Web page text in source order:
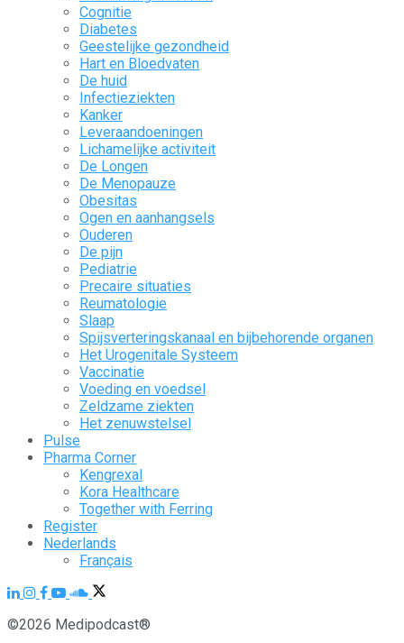
Cognitie
Diabetes
Geestelijke gezondheid
Hart en Bloedvaten
De huid
Infectieziekten
Kanker
Leveraandoeningen
Lichamelijke activiteit
De Longen
De Menopauze
Obesitas
Ogen en aanhangsels
Ouderen
De pijn
Pediatrie
Precaire situaties
Reumatologie
Slaap
Spijsverteringskanaal en bijbehorende organen
Het Urogenitale Systeem
Vaccinatie
Voeding en voedsel
Zeldzame ziekten
Het zenuwstelsel
Pulse
Pharma Corner
Kengrexal
Kora Healthcare
Together with Ferring
Register
Nederlands
Français
©2026 Medipodcast®